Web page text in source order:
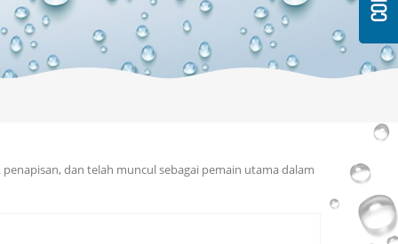
dan telah muncul sebagai pemain utama dalam